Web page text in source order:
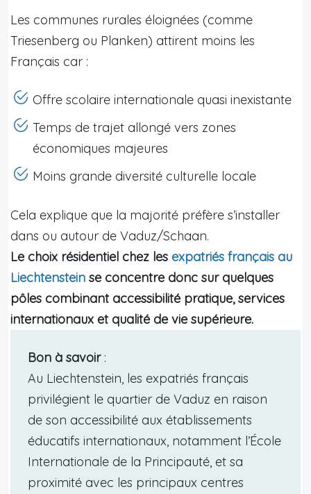
Les communes rurales éloignées (comme
Triesenberg ou Planken) attirent moins les
Français car :
Offre scolaire internationale quasi inexistante
Temps de trajet allongé vers zones
économiques majeures
Moins grande diversité culturelle locale
Cela explique que la majorité préfère s’installer
dans ou autour de Vaduz/Schaan.
Le choix résidentiel chez les expatriés français au
Liechtenstein se concentre donc sur quelques
pôles combinant accessibilité pratique, services
internationaux et qualité de vie supérieure.
Bon à savoir:
Au Liechtenstein, les expatriés français
privilégient le quartier de Vaduz en raison
de son accessibilité aux établissements
éducatifs internationaux, notamment l’École
Internationale de la Principauté, et sa
proximité avec les principaux centres